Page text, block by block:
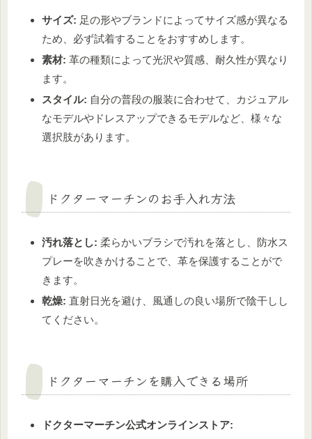
サイズ: 足の形やブランドによってサイズ感が異なる
ため、必ず試着することをおすすめします。
素材: 革の種類によって光沢や質感、耐久性が異なり
ます。
スタイル: 自分の普段の服装に合わせて、カジュアル
なモデルやドレスアップできるモデルなど、様々な
選択肢があります。
ドクターマーチンのお手入れ方法
汚れ落とし: 柔らかいブラシで汚れを落とし、防水ス
プレーを吹きかけることで、革を保護することがで
きます。
乾燥: 直射日光を避け、風通しの良い場所で陰干しし
てください。
ドクターマーチンを購入できる場所
ドクターマーチン公式オンラインストア: